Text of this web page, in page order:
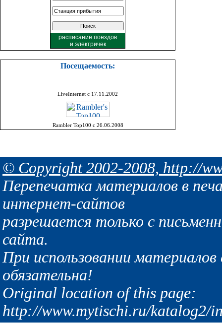
расписание поездов
и электричек
Посещаемость:
LiveInternet с 17.11.2002
Rambler Top100 с 26.06.2008
© Copyright 2002-2008, http://
Перепечатка материалов в
интернет-сайтов
разрешается только с
сайта.
При использовании
обязательна!
Original location of this page:
http://www.mytischi.ru/